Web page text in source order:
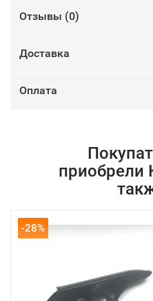
Отзывы (0)
Доставка
Оплата
приобрели
-28%